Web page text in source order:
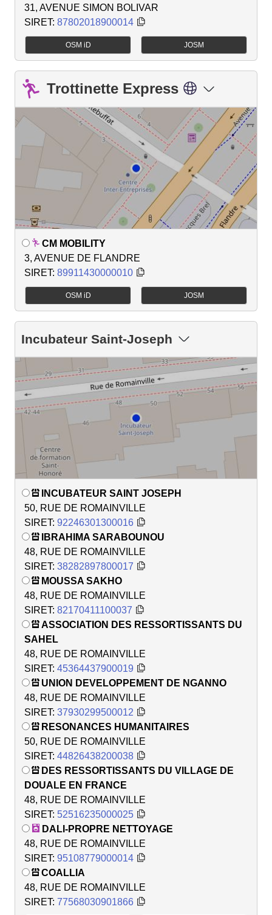
31, AVENUE SIMON BOLIVAR
SIRET: 87802018900014
OSM iD JOSM
Trottinette Express
CM MOBILITY
3, AVENUE DE FLANDRE
SIRET: 89911430000010
OSM iD JOSM
Incubateur Saint-Joseph
INCUBATEUR SAINT JOSEPH
50, RUE DE ROMAINVILLE
SIRET: 92246301300016
IBRAHIMA SARABOUNOU
48, RUE DE ROMAINVILLE
SIRET: 38282897800017
MOUSSA SAKHO
48, RUE DE ROMAINVILLE
SIRET: 82170411100037
ASSOCIATION DES RESSORTISSANTS DU
SAHEL
48, RUE DE ROMAINVILLE
SIRET: 45364437900019
UNION DEVELOPPEMENT DE NGANNO
48, RUE DE ROMAINVILLE
SIRET: 37930299500012
RESONANCES HUMANITAIRES
50, RUE DE ROMAINVILLE
SIRET: 44826438200038
DES RESSORTISSANTS DU VILLAGE DE
DOUALE EN FRANCE
48, RUE DE ROMAINVILLE
SIRET: 52516235000025
DALI-PROPRE NETTOYAGE
48, RUE DE ROMAINVILLE
SIRET: 95108779000014
COALLIA
48, RUE DE ROMAINVILLE
SIRET: 77568030901866